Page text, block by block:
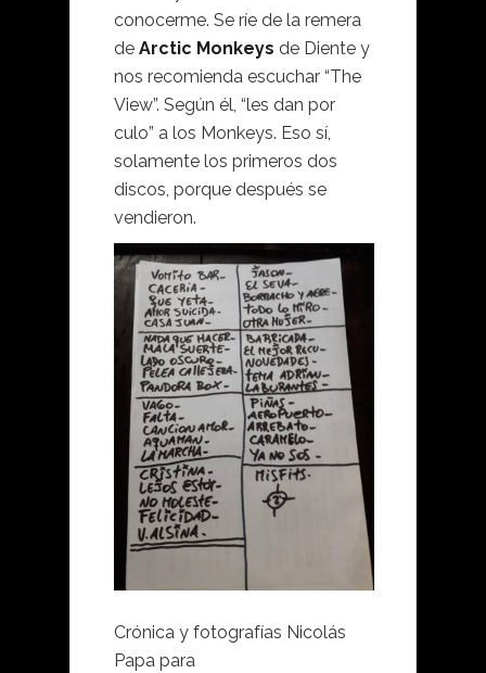
conocerme. Se ríe de la remera
de Arctic Monkeys de Diente y
nos recomienda escuchar “The
View”. Según él, “les dan por
culo” a los Monkeys. Eso sí,
solamente los primeros dos
discos, porque después se
vendieron.
Crónica y fotografías Nicolás
Papa para